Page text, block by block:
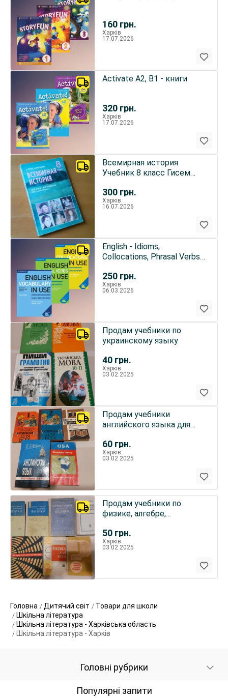
160 грн.
Харків
17.07.2026
320 грн.
Activate A2, B1 - книги
Харків
17.07.2026
300 грн.
Всемирная история
Учебник 8 класс Гисем
Харків
16.07.2026
250 грн.
English - Idioms,
Collocations, Phrasal Verbs,
Харків
06.03.2026
40 грн.
Продам учебники по
украинскому языку
Харків
03.02.2025
60 грн.
Продам учебники
английского языка для
Харків
03.02.2025
50 грн.
Продам учебники по
физике, алгебре,
средней школы
Харків
03.02.2025
Головна Дитячий світ
Товари для школи
Шкільна література
Шкільна література - Харківська область
Шкільна література - Харків
Головні рубрики
Популярні запити